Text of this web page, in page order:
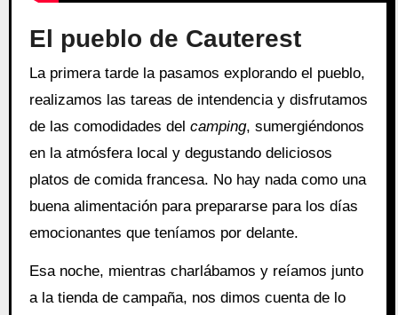
El pueblo de Cauterest
La primera tarde la pasamos explorando el pueblo,
realizamos las tareas de intendencia y disfrutamos
de las comodidades del camping, sumergiéndonos
en la atmósfera local y degustando deliciosos
platos de comida francesa. No hay nada como una
buena alimentación para prepararse para los días
emocionantes que teníamos por delante.
Esa noche, mientras charlábamos y reíamos junto
a la tienda de campaña, nos dimos cuenta de lo